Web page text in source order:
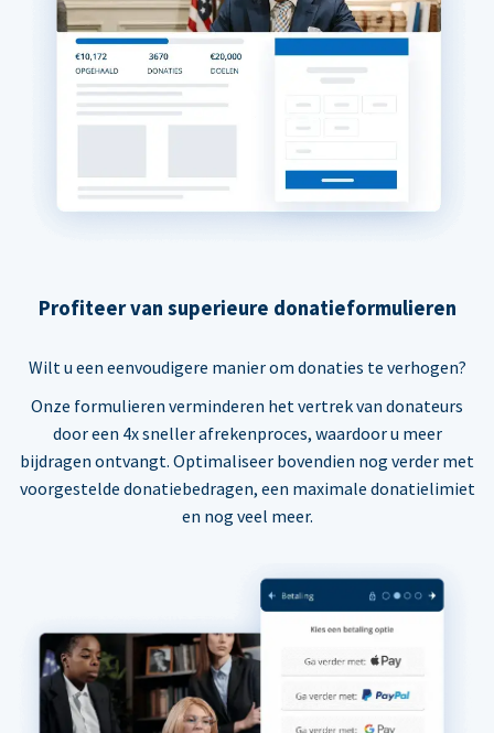
Profiteer van superieure donatieformulieren
Wilt u een eenvoudigere manier om donaties te verhogen?
Onze formulieren verminderen het vertrek van donateurs
door een 4x sneller afrekenproces, waardoor u meer
bijdragen ontvangt. Optimaliseer bovendien nog verder met
voorgestelde donatiebedragen, een maximale donatielimiet
en nog veel meer.